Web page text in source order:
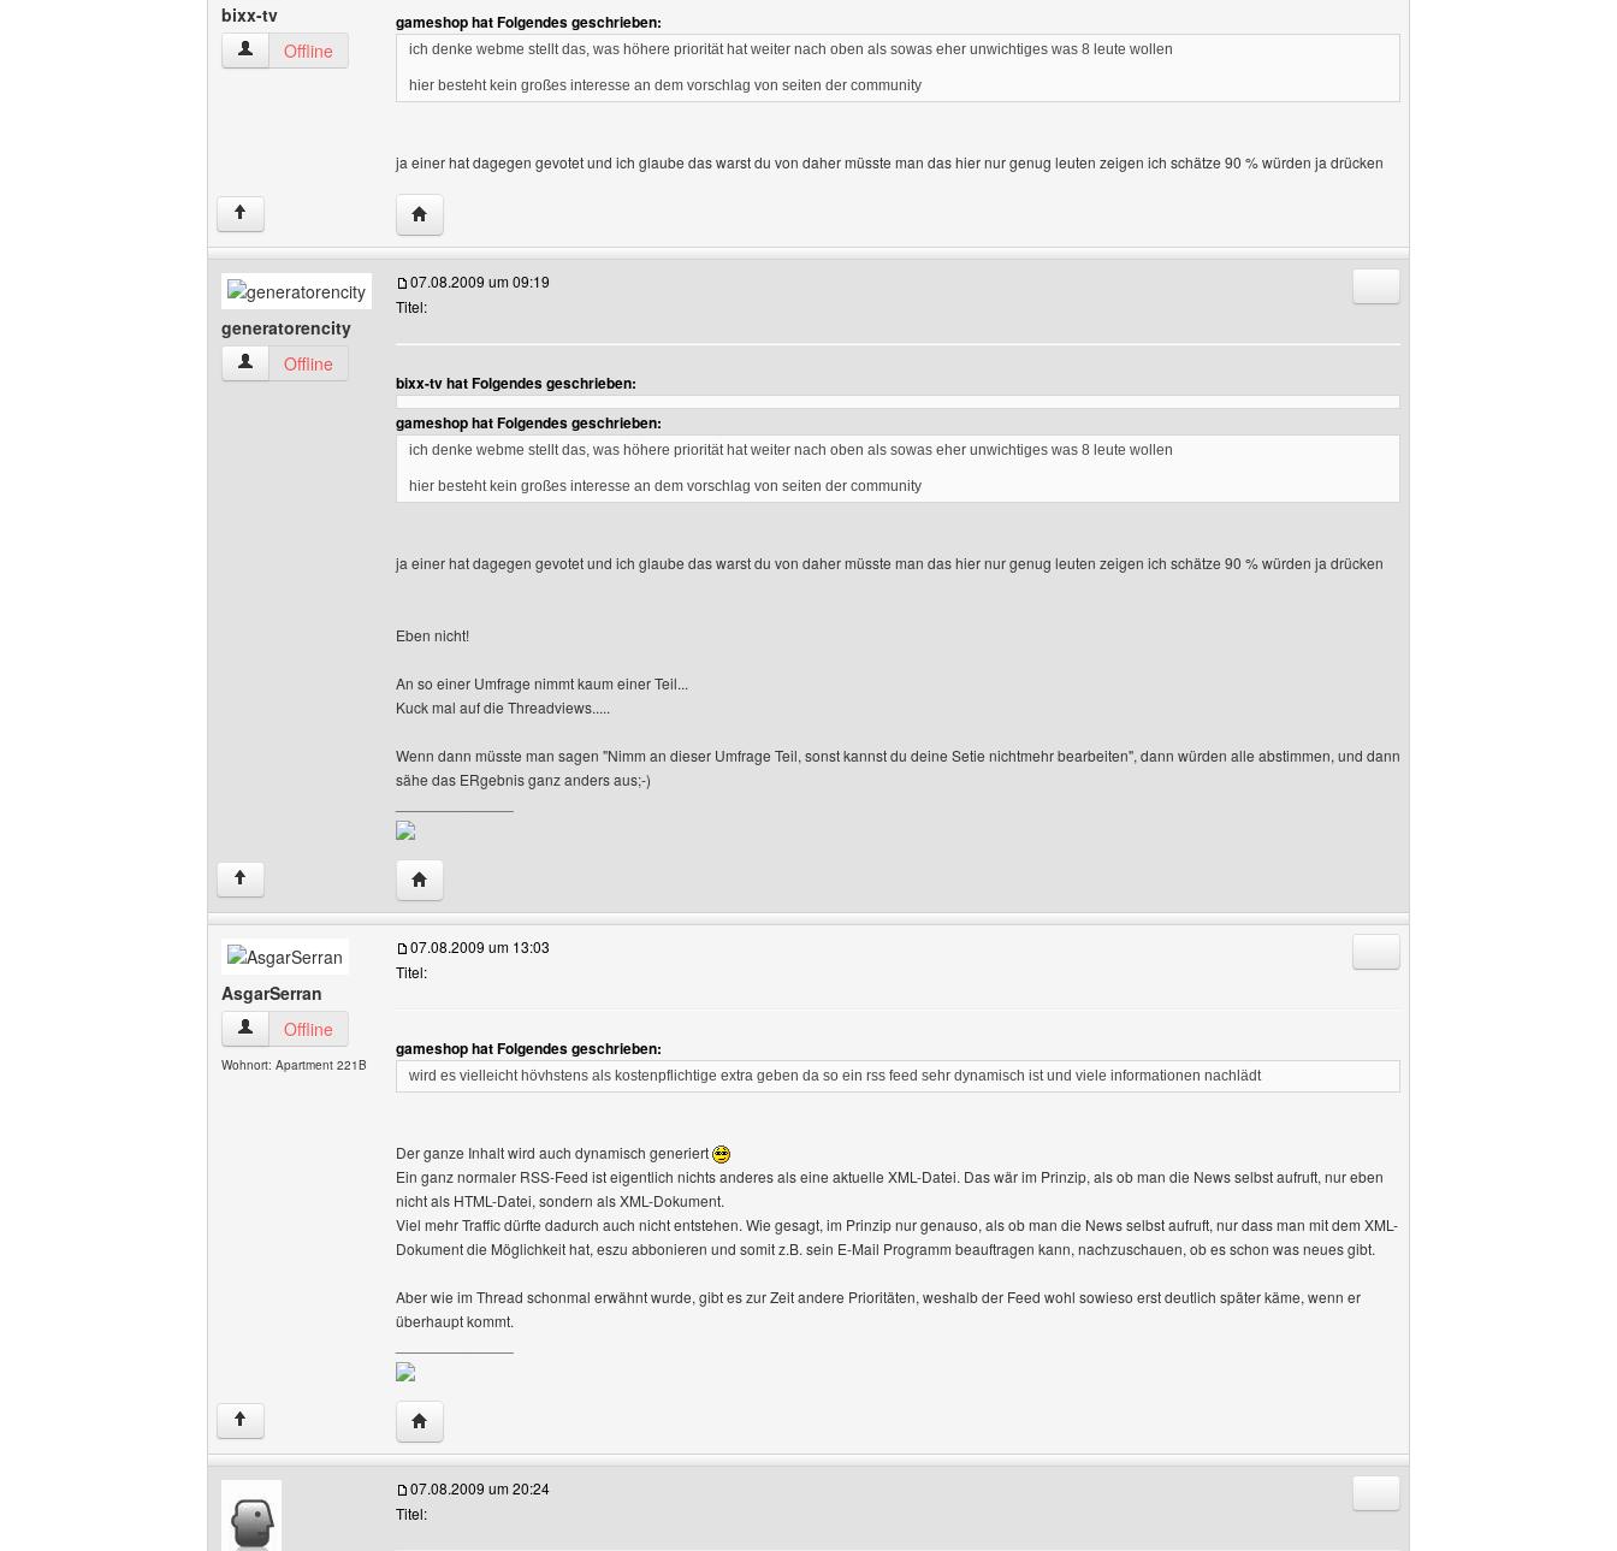
bixx-tv
bixx-tv Benutzer-Profile anzeigen
Offline
gameshop hat Folgendes geschrieben:
ich denke webme stellt das, was höhere priorität hat weiter nach oben als sowas eher unwichtiges was 8 leute wollen
hier besteht kein großes interesse an dem vorschlag von seiten der community
ja einer hat dagegen gevotet und ich glaube das warst du von daher müsste man das hier nur genug leuten zeigen ich schätze 90 % würden ja drücken
↑ Website dieses Benutzers besuchen: bixx-tv
generatorencity
generatorencity Benutzer-Profile anzeigen
Offline
07.08.2009 um 09:19
Titel:
bixx-tv hat Folgendes geschrieben:
gameshop hat Folgendes geschrieben:
ich denke webme stellt das, was höhere priorität hat weiter nach oben als sowas eher unwichtiges was 8 leute wollen
hier besteht kein großes interesse an dem vorschlag von seiten der community
ja einer hat dagegen gevotet und ich glaube das warst du von daher müsste man das hier nur genug leuten zeigen ich schätze 90 % würden ja drücken
Eben nicht!
An so einer Umfrage nimmt kaum einer Teil...
Kuck mal auf die Threadviews.....
Wenn dann müsste man sagen "Nimm an dieser Umfrage Teil, sonst kannst du deine Setie nichtmehr bearbeiten", dann würden alle abstimmen, und dann
sähe das ERgebnis ganz anders aus;-)
↑ Website dieses Benutzers besuchen: generatorencity
AsgarSerran
AsgarSerran Benutzer-Profile anzeigen
Offline
Wohnort: Apartment 221B
07.08.2009 um 13:03
Titel:
gameshop hat Folgendes geschrieben:
wird es vielleicht hövhstens als kostenpflichtige extra geben da so ein rss feed sehr dynamisch ist und viele informationen nachlädt
Der ganze Inhalt wird auch dynamisch generiert
Ein ganz normaler RSS-Feed ist eigentlich nichts anderes als eine aktuelle XML-Datei. Das wär im Prinzip, als ob man die News selbst aufruft, nur eben
nicht als HTML-Datei, sondern als XML-Dokument.
Viel mehr Traffic dürfte dadurch auch nicht entstehen. Wie gesagt, im Prinzip nur genauso, als ob man die News selbst aufruft, nur dass man mit dem XML-
Dokument die Möglichkeit hat, eszu abbonieren und somit z.B. sein E-Mail Programm beauftragen kann, nachzuschauen, ob es schon was neues gibt.
Aber wie im Thread schonmal erwähnt wurde, gibt es zur Zeit andere Prioritäten, weshalb der Feed wohl sowieso erst deutlich später käme, wenn er
überhaupt kommt.
↑ Website dieses Benutzers besuchen: AsgarSerran
07.08.2009 um 20:24
Titel: